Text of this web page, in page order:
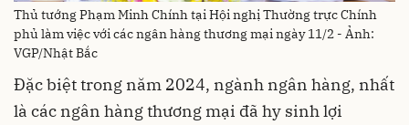
Thủ tướng Phạm Minh Chính tại Hội nghị Thường trực Chính
phủ làm việc với các ngân hàng thương mại ngày 11/2 - Ảnh:
VGP/Nhật Bắc
Đặc biệt trong năm 2024, ngành ngân hàng, nhất
là các ngân hàng thương mại đã hy sinh lợi